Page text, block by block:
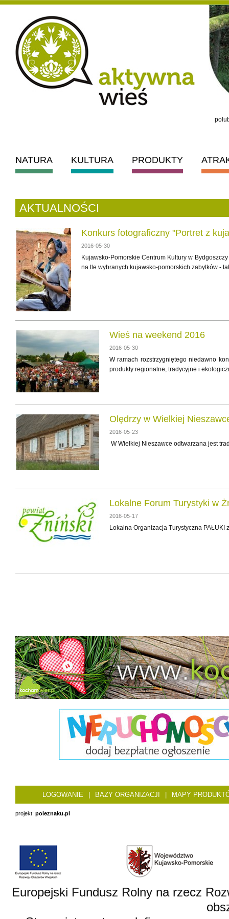
NATURA KULTURA PRODUKTY
AKTUALNOŚCI
Konkurs fotograficzny "Portret z
2016-05-30
Kujawsko-Pomorskie Centrum Kultury w
na tle wybranych kujawsko-pomorskich zabytków -
Wieś na weekend 2016
2016-05-30
W ramach rozstrzygniętego niedawno
produkty regionalne, tradycyjne i
Olędrzy w Wielkiej
2016-05-23
W Wielkiej Nieszawce odtwarzana jest
Lokalne Forum Turystyki w
2016-05-17
Lokalna Organizacja Turystyczna
LOGOWANIE BAZY ORGANIZACJI MAPY
projekt: poleznaku.pl
Europejski Fundusz Rolny na rzecz